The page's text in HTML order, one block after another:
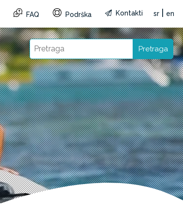
FAQ Podrška Kontakti sr en
Pretraga